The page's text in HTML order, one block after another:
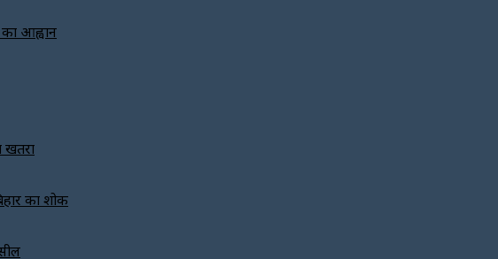
आह्वान
खतरा
का शोक